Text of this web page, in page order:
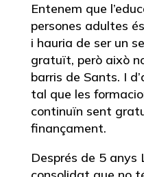
Entenem que
persones adultes
i hauria de ser un
gratuït, però això
barris de Sants. I
tal que les
continuïn sent
finançament.
Després de 5 anys